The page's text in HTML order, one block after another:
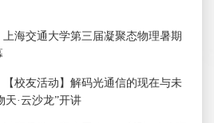
上海交通大学第三届凝聚态物理暑期
【校友活动】解码光通信的现在与未
天·云沙龙”开讲